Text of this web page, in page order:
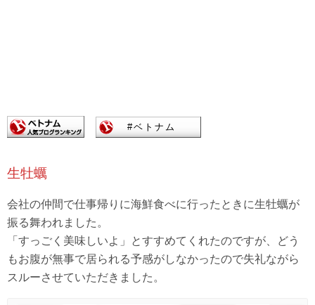
生牡蠣
会社の仲間で仕事帰りに海鮮食べに行ったときに生牡蠣が
振る舞われました。
「すっごく美味しいよ」とすすめてくれたのですが、どう
もお腹が無事で居られる予感がしなかったので失礼ながら
スルーさせていただきました。